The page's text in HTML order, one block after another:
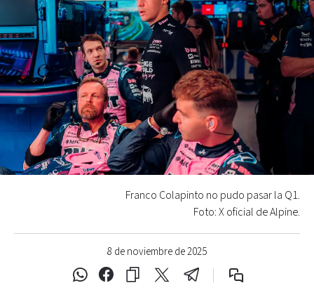
8 de noviembre de 2025
Franco Colapinto no pudo pasar la Q1.
Foto: X oficial de Alpine.